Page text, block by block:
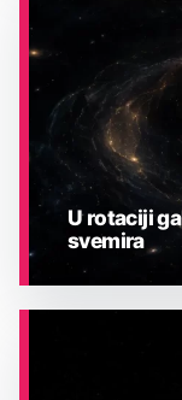
U rotaciji
svemira